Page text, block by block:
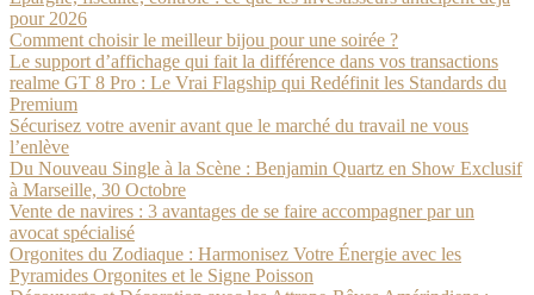
pour 2026
Comment choisir le meilleur bijou pour une soirée ?
Le support d’affichage qui fait la différence dans vos transactions
realme GT 8 Pro : Le Vrai Flagship qui Redéfinit les Standards du
Premium
Sécurisez votre avenir avant que le marché du travail ne vous
l’enlève
Du Nouveau Single à la Scène : Benjamin Quartz en Show Exclusif
à Marseille, 30 Octobre
Vente de navires : 3 avantages de se faire accompagner par un
avocat spécialisé
Orgonites du Zodiaque : Harmonisez Votre Énergie avec les
Pyramides Orgonites et le Signe Poisson